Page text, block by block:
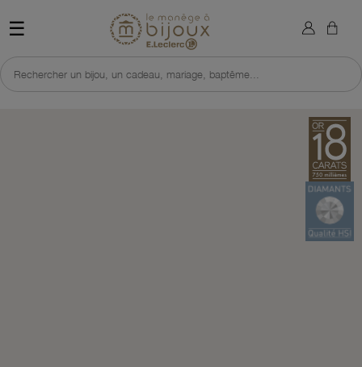
☰ Retour à l'accueil du site
Rechercher un bijou, un cadeau, mariage, baptême...
×